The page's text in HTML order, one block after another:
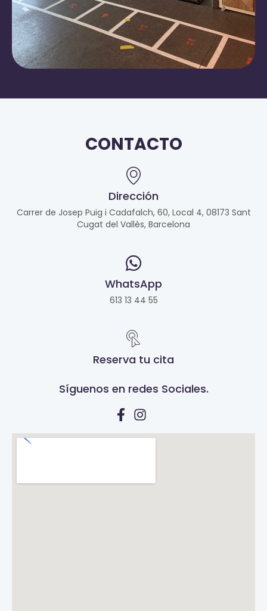
CONTACTO
Dirección
Carrer de Josep Puig i Cadafalch, 60, Local 4, 08173 Sant
Cugat del Vallès, Barcelona
WhatsApp
613 13 44 55
Reserva tu cita
Síguenos en redes Sociales.